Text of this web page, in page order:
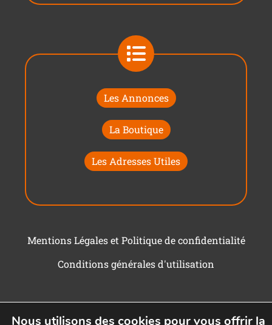
Les Annonces
La Boutique
Les Adresses Utiles
Mentions Légales et Politique de confidentialité
Conditions générales d'utilisation
Nous utilisons des cookies pour vous offrir la